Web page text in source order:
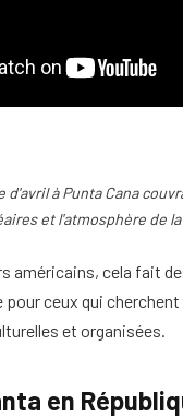
d'avril à Punta Cana
et l'atmosphère de la
américains, cela fait
ceux qui
et organisées.
en